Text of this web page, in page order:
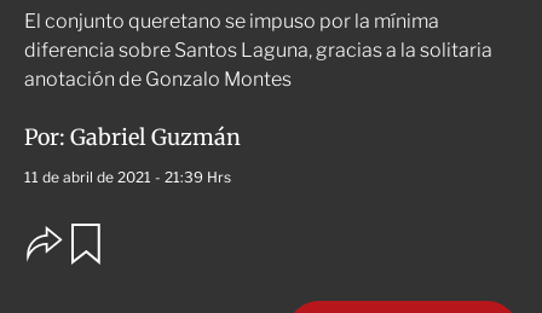
El conjunto queretano se impuso por la mínima
diferencia sobre Santos Laguna, gracias a la solitaria
anotación de Gonzalo Montes
Por: Gabriel Guzmán
11 de abril de 2021 - 21:39 Hrs
O
p